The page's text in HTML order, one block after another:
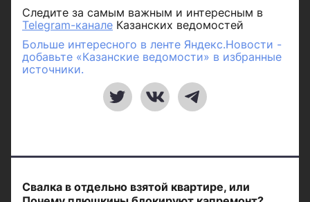
Следите за самым важным и интересным в
Telegram-канале Казанских ведомостей
Больше интересного в ленте Яндекс.Новости -
добавьте «Казанские ведомости» в избранные
источники.
Свалка в отдельно взятой квартире, или